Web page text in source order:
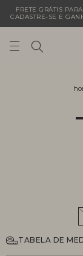
FRETE GRÁTIS
CADASTRE-SE E
TABELA DE